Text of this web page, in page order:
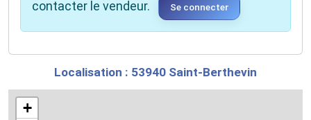
contacter le vendeur.
Se connecter
Localisation : 53940 Saint-Berthevin
+